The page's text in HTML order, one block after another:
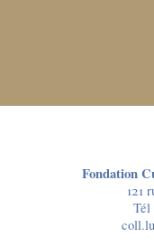
Fondation
121
Tél